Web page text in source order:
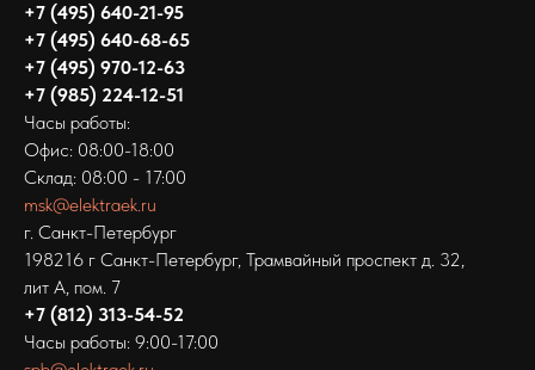
+7 (495) 640-21-95
+7 (495) 640-68-65
+7 (495) 970-12-63
+7 (985) 224-12-51
Часы работы:
Офис: 08:00-18:00
Склад: 08:00 - 17:00
msk@elektraek.ru
г. Санкт-Петербург
198216 г Санкт-Петербург‚ Трамвайный проспект д. 32,
лит А, пом. 7
+7 (812) 313-54-52
Часы работы: 9:00-17:00